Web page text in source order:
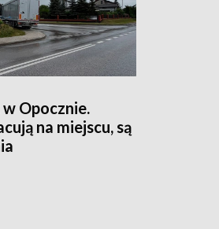
Opocznie.
na miejscu, są